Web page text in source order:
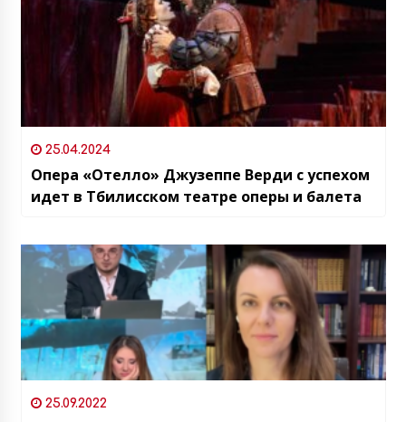
25.04.2024
Опера «Отелло» Джузеппе Верди с успехом
идет в Тбилисском театре оперы и балета
25.09.2022